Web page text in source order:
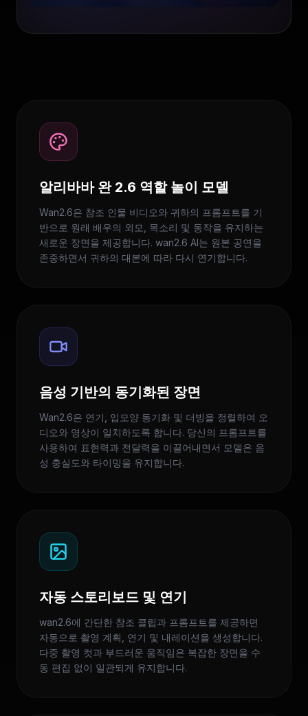
알리바바 완 2.6 역할 놀이 모델
Wan2.6은 참조 인물 비디오와 귀하의 프롬프트를 기
반으로 원래 배우의 외모, 목소리 및 동작을 유지하는
새로운 장면을 제공합니다. wan2.6 AI는 원본 공연을
존중하면서 귀하의 대본에 따라 다시 연기합니다.
음성 기반의 동기화된 장면
Wan2.6은 연기, 입모양 동기화 및 더빙을 정렬하여 오
디오와 영상이 일치하도록 합니다. 당신의 프롬프트를
사용하여 표현력과 전달력을 이끌어내면서 모델은 음
성 충실도와 타이밍을 유지합니다.
자동 스토리보드 및 연기
wan2.6에 간단한 참조 클립과 프롬프트를 제공하면
자동으로 촬영 계획, 연기 및 내레이션을 생성합니다.
다중 촬영 컷과 부드러운 움직임은 복잡한 장면을 수
동 편집 없이 일관되게 유지합니다.